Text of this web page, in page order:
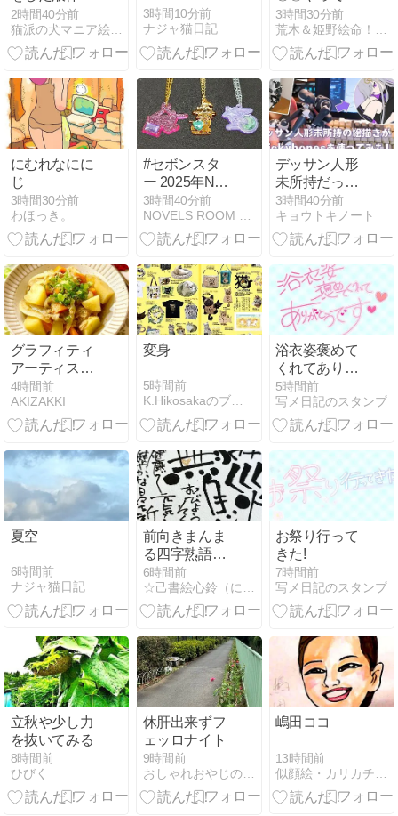
った。そこか
ら始まった絵
の練習方法
2時間40分前
猫派の犬マニア絵本作家・私は私を生きる！
3時間10分前
ナジャ猫日記
た①
3時間30分前
荒木＆姫野絵命！？のグシ裕美のお絵かき攻撃！！
にむれなにに
じ
3時間30分前
わほっき。
#セボンスタ
ー 2025年No.2
シリーズ、3
個買ったんだ
ぞぃ！！
3時間40分前
NOVELS ROOM - 楽天ブログ
デッサン人形
未所持だった
私が
「Stickybones」
を体験レビュ
り】
3時間40分前
キョウトキノート
グラフィティ
アーティスト
コス！幸秋ち
ゃんとお絵描
きタイムアタ
じゃが」レシ
4時間前
AKIZAKKI
変身
5時間前
K.Hikosakaのブログ
浴衣姿褒めて
くれてありが
とうです
5時間前
写メ日記のスタンプ
夏空
6時間前
ナジャ猫日記
前向きまんま
る四字熟語シ
リーズ 75 無
病息災
6時間前
☆己書絵心鈴（にこりん）道場☆ワクワク《筆文字★絵手紙》
お祭り行って
きた!
7時間前
写メ日記のスタンプ
立秋や少し力
を抜いてみる
8時間前
ひびく
休肝出来ずフ
ェッロナイト
9時間前
おしゃれおやじのボナペティレシピ
嶋田ココ
13時間前